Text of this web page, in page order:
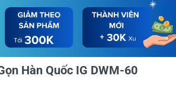
Hàn Quốc IG DWM-60